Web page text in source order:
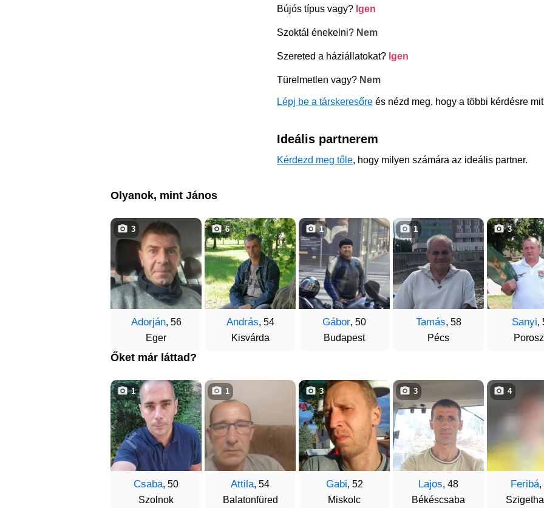
Bújós típus vagy? Igen
Szoktál énekelni? Nem
Szereted a háziállatokat? Igen
Türelmetlen vagy? Nem
Lépj be a társkeresőre és nézd meg, hogy a többi kérdésre
Ideális partnerem
Kérdezd meg tőle, hogy milyen számára az ideális partner.
Olyanok, mint János
Adorján, 56
Eger
3
András, 54
Kisvárda
6
Gábor, 50
Budapest
1
Tamás, 58
Pécs
1
Sanyi,
3
Őket már láttad?
Csaba, 50
Szolnok
1
Attila, 54
Balatonfüred
1
Gabi, 52
Miskolc
3
Lajos, 48
Békéscsaba
3
Feribá,
4